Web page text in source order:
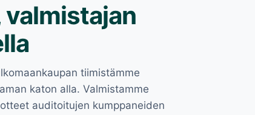
valmistajan
tiimistämme
katon alla. Valmistamme
auditoitujen kumppaneiden